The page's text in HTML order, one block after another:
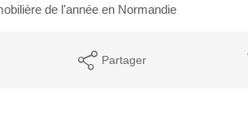
de l'année en Normandie
Partager